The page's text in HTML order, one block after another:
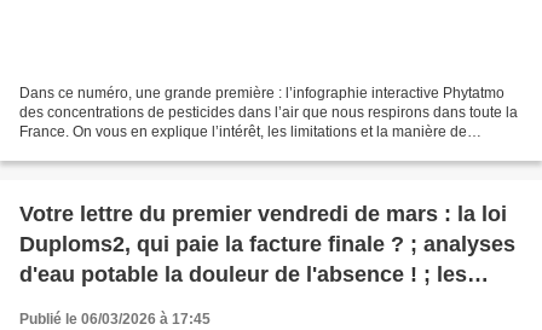
Dans ce numéro, une grande première : l’infographie interactive Phytatmo
des concentrations de pesticides dans l’air que nous respirons dans toute la
France. On vous en explique l’intérêt, les limitations et la manière de
Votre lettre du premier vendredi de mars : la loi
Duploms2, qui paie la facture finale ? ; analyses
d'eau potable la douleur de l'absence ! ; les
rencontres municipales
Publié le 06/03/2026 à 17:45